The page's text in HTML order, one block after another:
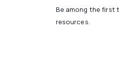
Be among the first
resources.